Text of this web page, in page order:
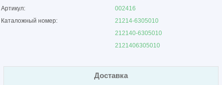
Артикул:
002416
Каталожный номер:
21214-6305010
212140-6305010
2121406305010
Доставка